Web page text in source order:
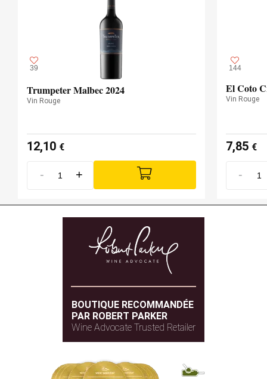
39
Trumpeter Malbec 2024
Vin Rouge
12,10 €
- +
144
El Coto
Vin Rouge
7,85 €
-
BOUTIQUE RECOMMANDÉE
PAR ROBERT PARKER
Wine Advocate Trusted Retailer